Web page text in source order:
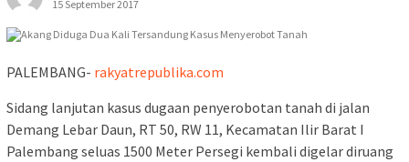
15 September 2017
PALEMBANG- rakyatrepublika.com
Sidang lanjutan ‎kasus dugaan penyerobotan tanah di jalan
Demang Lebar Daun, RT 50, RW 11, Kecamatan Ilir Barat I
Palembang seluas 1500 Meter Persegi kembali digelar diruang